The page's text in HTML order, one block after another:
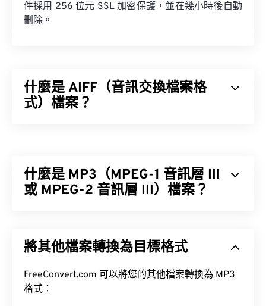
件採用 256 位元 SSL 加密保護，並在幾小時後自動
刪除。
什麼是 AIFF（音訊交換檔案格
式）檔案？
不會損失原始音訊的品質或數據，但也意味著 AIFF
檔案會佔用更多空間。 AIFF 可以定位循環點數據
如何開啟 AIFF 檔案？
預設情況下，AIFF 檔案會在Windows Media Player
或iTunes
什麼是 MP3（MPEG-1 音訊層 III
或 MPEG-2 音訊層 III）檔案？
的文件，以便進行數位儲存和傳輸。 MP3 檔案是消
可接受，MP3 檔案易於儲存和共享，因此被廣泛使
用。
將其他檔案轉換為目標格式
FreeConvert.com 可以將您的其他檔案轉換為 MP3
格式：